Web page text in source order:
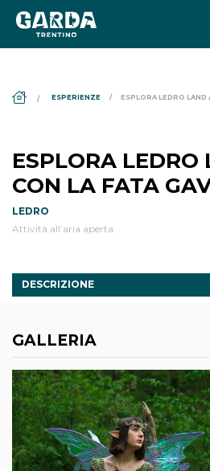
DS_BREADCRUMB.HOME
ESPERIENZE ESPLORA LEDRO LAND
ESPLORA LEDRO
CON LA FATA
LEDRO
Attività all’aria aperta
DESCRIZIONE
GALLERIA